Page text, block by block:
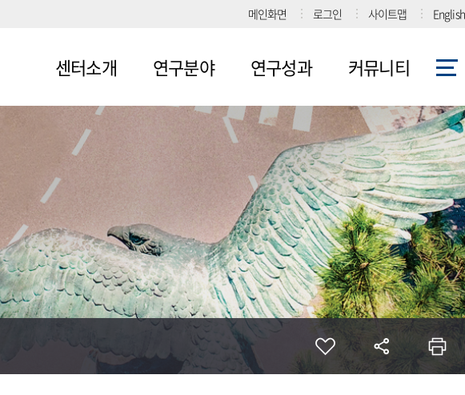
메인화면 로그인 사이트맵 English
센터소개
인사말
비전 및 목표
조직도
참여연구진
센터일정
오시는 길
연구분야
연구내용
연구내용
3그룹
연구내용
협력기관
연구성과
논문
특허
기타
커뮤니티
공지사항
보도자료
사진게시판
강연/세미나